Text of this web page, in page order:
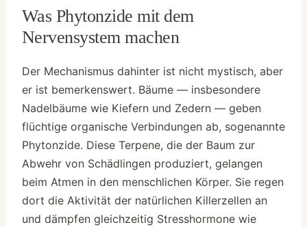
Was Phytonzide mit dem
Nervensystem machen
Der Mechanismus dahinter ist nicht mystisch, aber
er ist bemerkenswert. Bäume — insbesondere
Nadelbäume wie Kiefern und Zedern — geben
flüchtige organische Verbindungen ab, sogenannte
Phytonzide. Diese Terpene, die der Baum zur
Abwehr von Schädlingen produziert, gelangen
beim Atmen in den menschlichen Körper. Sie regen
dort die Aktivität der natürlichen Killerzellen an
und dämpfen gleichzeitig Stresshormone wie